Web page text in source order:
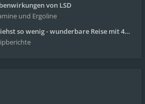
von LSD
und Ergoline
so wenig - wunderbare Reise mit 4g Pilze